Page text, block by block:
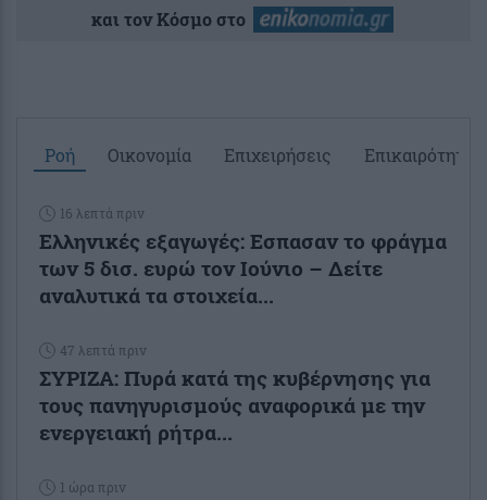
και τον Κόσμο στο
Ροή Οικονομία Επιχειρήσεις Επικαιρότητα
16 λεπτά πριν
Ελληνικές εξαγωγές: Εσπασαν το φράγμα
των 5 δισ. ευρώ τον Ιούνιο – Δείτε
αναλυτικά τα στοιχεία...
47 λεπτά πριν
ΣΥΡΙΖΑ: Πυρά κατά της κυβέρνησης για
τους πανηγυρισμούς αναφορικά με την
ενεργειακή ρήτρα...
1 ώρα πριν